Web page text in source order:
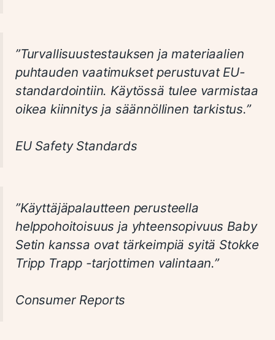
”Turvallisuustestauksen ja materiaalien
puhtauden vaatimukset perustuvat EU-
standardointiin. Käytössä tulee varmistaa
oikea kiinnitys ja säännöllinen tarkistus.”
EU Safety Standards
”Käyttäjäpalautteen perusteella
helppohoitoisuus ja yhteensopivuus Baby
Setin kanssa ovat tärkeimpiä syitä Stokke
Tripp Trapp -tarjottimen valintaan.”
Consumer Reports